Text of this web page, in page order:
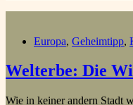
Europa, Geheimtipp,
Welterbe: Die
Wie in keiner andern Stadt